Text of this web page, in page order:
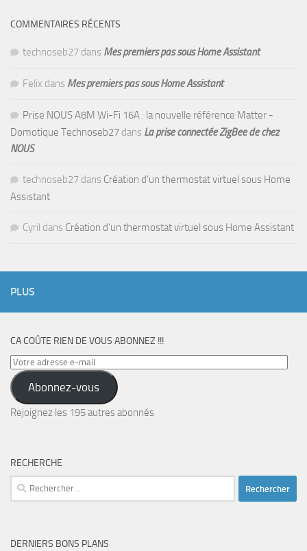
COMMENTAIRES RÉCENTS
technoseb27 dans Mes premiers pas sous Home Assistant
Felix dans Mes premiers pas sous Home Assistant
Prise NOUS A8M Wi-Fi 16A : la nouvelle référence Matter -
Domotique Technoseb27 dans La prise connectée ZigBee de chez
NOUS
technoseb27 dans Création d’un thermostat virtuel sous Home
Assistant
Cyril dans Création d’un thermostat virtuel sous Home Assistant
PLUS
CA COÛTE RIEN DE VOUS ABONNEZ !!!
Votre
adresse
e-
mail
Abonnez-vous
Rejoignez les 195 autres abonnés
RECHERCHE
Rechercher :
DERNIERS BONS PLANS